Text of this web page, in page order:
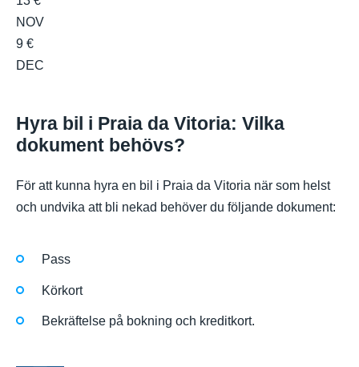
NOV
9 €
DEC
Hyra bil i Praia da Vitoria: Vilka
dokument behövs?
För att kunna hyra en bil i Praia da Vitoria när som helst
och undvika att bli nekad behöver du följande dokument:
Pass
Körkort
Bekräftelse på bokning och kreditkort.